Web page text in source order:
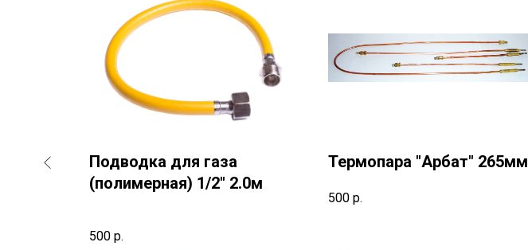
Подводка для газа
(полимерная) 1/2" 2.0м
500 р.
Термопара "Арбат" 265мм
500 р.